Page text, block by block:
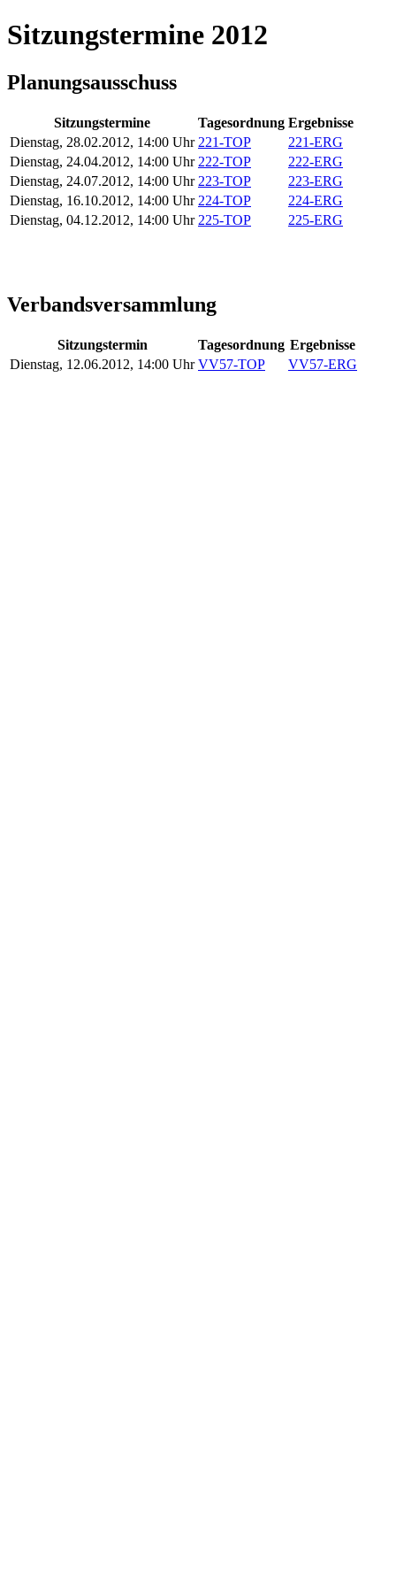
Sitzungstermine 2012
Planungsausschuss
Sitzungstermine Tagesordnung Ergebnisse
Dienstag, 28.02.2012, 14:00 Uhr 221-TOP
221-ERG
Dienstag, 24.04.2012, 14:00 Uhr 222-TOP
222-ERG
Dienstag, 24.07.2012, 14:00 Uhr 223-TOP
223-ERG
Dienstag, 16.10.2012, 14:00 Uhr 224-TOP
224-ERG
Dienstag, 04.12.2012, 14:00 Uhr 225-TOP 225-ERG
Verbandsversammlung
Sitzungstermin Tagesordnung Ergebnisse
Dienstag, 12.06.2012, 14:00 Uhr VV57-TOP VV57-ERG